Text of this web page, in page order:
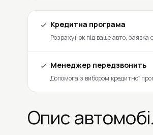
Кредитна програма
Розрахунок під ваше авто, заявка
Менеджер передзвонить
Допомога з вибором кредитної
Опис